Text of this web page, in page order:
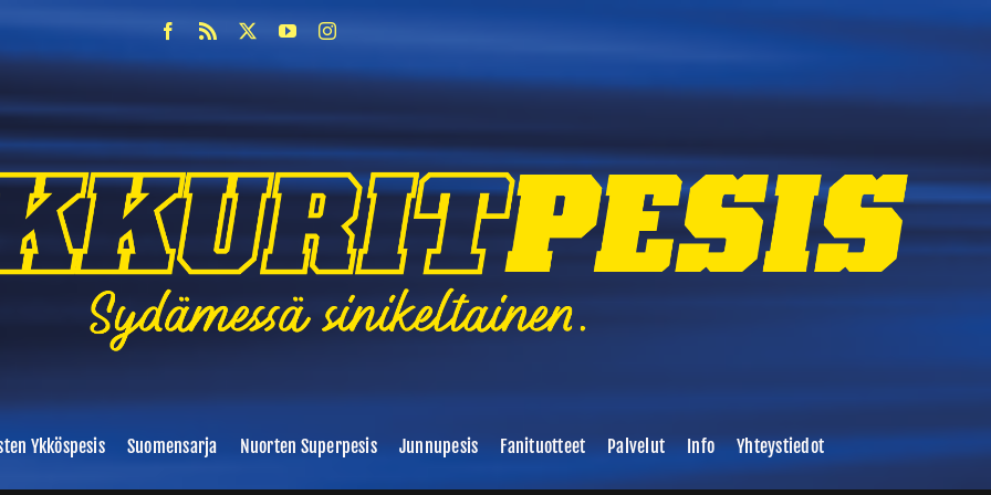
Ykköspesis Suomensarja Nuorten Superpesis Junnupesis Fanituotteet Palvelut Info Yhteystiedot